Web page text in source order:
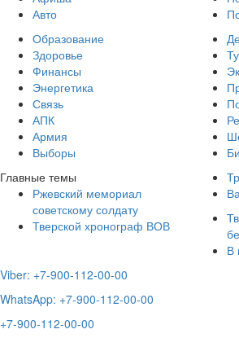
Авто
Образование
Здоровье
Финансы
Энергетика
Связь
АПК
Армия
Выборы
Главные темы
Ржевский мемориал
советскому солдату
Тверской хронограф ВОВ
В
Viber: +7-900-112-00-00
WhatsApp: +7-900-112-00-00
+7-900-112-00-00